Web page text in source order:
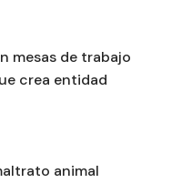
mesas de trabajo
crea entidad
animal